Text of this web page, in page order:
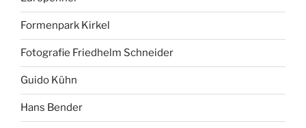
Formenpark Kirkel
Fotografie Friedhelm Schneider
Guido Kühn
Hans Bender